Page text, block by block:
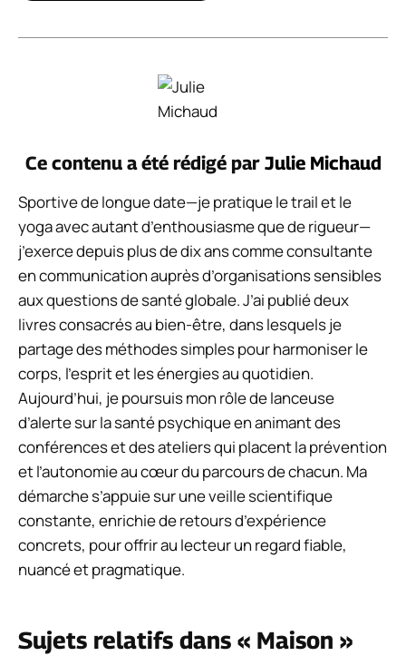
Ce contenu a été rédigé par Julie Michaud
Sportive de longue date—je pratique le trail et le
yoga avec autant d’enthousiasme que de rigueur—
j’exerce depuis plus de dix ans comme consultante
en communication auprès d’organisations sensibles
aux questions de santé globale. J’ai publié deux
livres consacrés au bien-être, dans lesquels je
partage des méthodes simples pour harmoniser le
corps, l’esprit et les énergies au quotidien.
Aujourd’hui, je poursuis mon rôle de lanceuse
d’alerte sur la santé psychique en animant des
conférences et des ateliers qui placent la prévention
et l’autonomie au cœur du parcours de chacun. Ma
démarche s’appuie sur une veille scientifique
constante, enrichie de retours d’expérience
concrets, pour offrir au lecteur un regard fiable,
nuancé et pragmatique.
Sujets relatifs dans « Maison »